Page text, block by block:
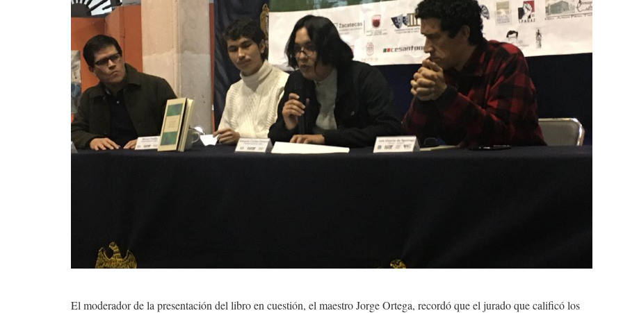
El moderador de la presentación del libro en cuestión, el maestro Jorge Ortega, recordó que el jurado que calificó los